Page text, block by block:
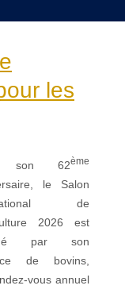
les
son 62ème
le Salon
de
2026 est
par son
de bovins,
vous annuel